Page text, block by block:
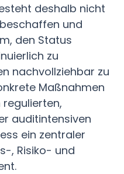
deshalb nicht
und
den Status
zu
nachvollziehbar zu
Maßnahmen
regulierten,
auditintensiven
ein zentraler
, Risiko- und